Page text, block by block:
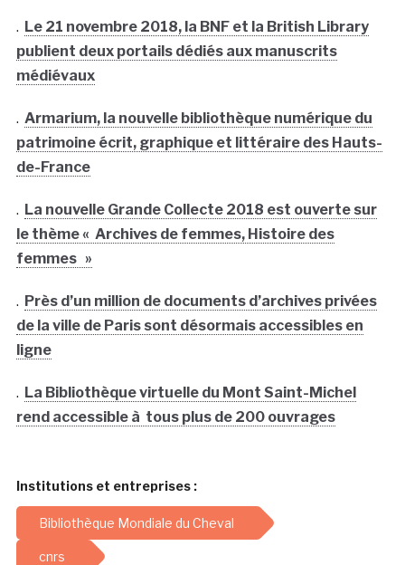
. Le 21 novembre 2018, la BNF et la British Library
publient deux portails dédiés aux manuscrits
médiévaux
. Armarium, la nouvelle bibliothèque numérique du
patrimoine écrit, graphique et littéraire des Hauts-
de-France
. La nouvelle Grande Collecte 2018 est ouverte sur
le thème « Archives de femmes, Histoire des
femmes »
. Près d’un million de documents d’archives privées
de la ville de Paris sont désormais accessibles en
ligne
. La Bibliothèque virtuelle du Mont Saint-Michel
rend accessible à tous plus de 200 ouvrages
Institutions et entreprises :
Bibliothèque Mondiale du Cheval
cnrs